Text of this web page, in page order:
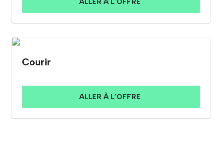
ALLER À L’OFFRE
Courir
ALLER À L’OFFRE